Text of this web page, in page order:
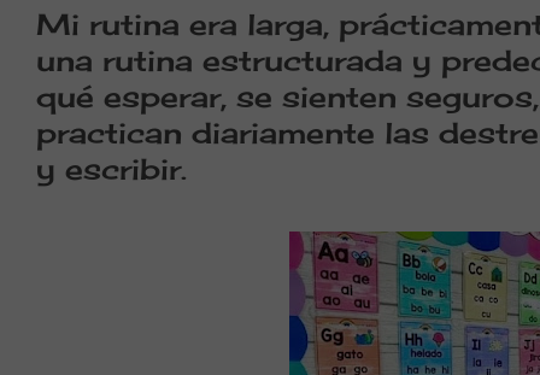
Mi rutina era larga,
una rutina estructurada y
qué esperar, se sienten
practican diariamente las
y escribir.